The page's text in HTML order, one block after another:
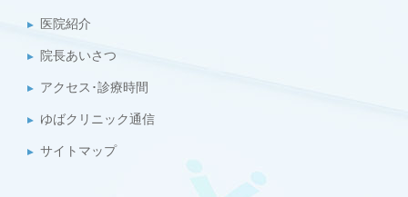
医院紹介
院長あいさつ
アクセス･診療時間
ゆばクリニック通信
サイトマップ